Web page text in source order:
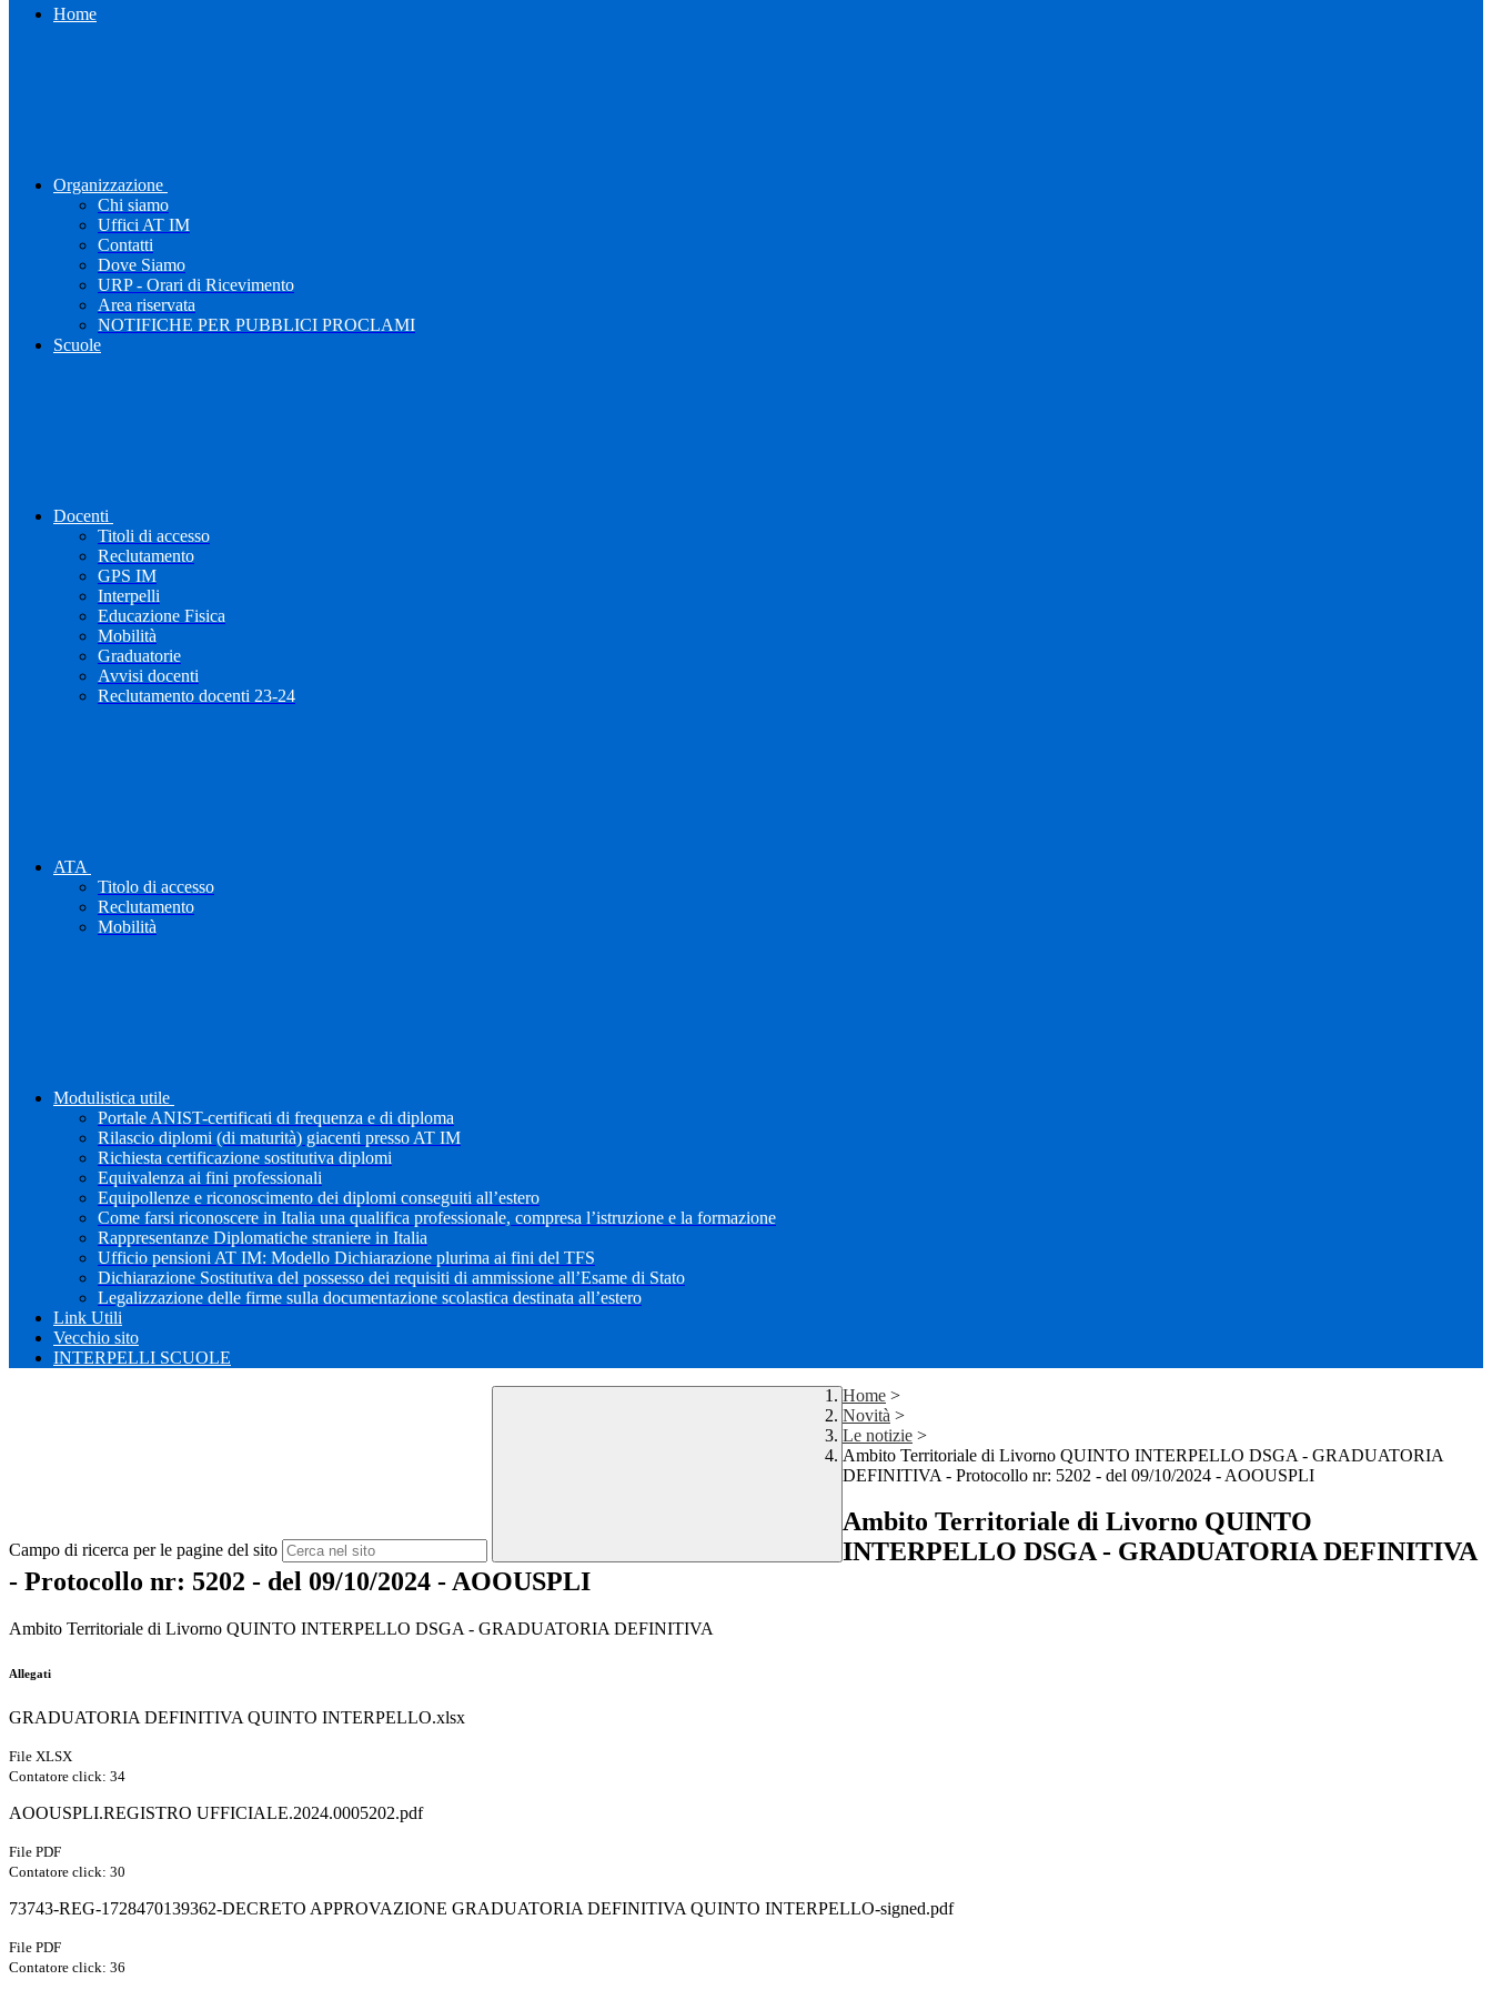
Home
Organizzazione
Chi siamo
Uffici AT IM
Contatti
Dove Siamo
URP - Orari di Ricevimento
Area riservata
NOTIFICHE PER PUBBLICI PROCLAMI
Scuole
Docenti
Titoli di accesso
Reclutamento
GPS IM
Interpelli
Educazione Fisica
Mobilità
Graduatorie
Avvisi docenti
Reclutamento docenti 23-24
ATA
Titolo di accesso
Reclutamento
Mobilità
Modulistica utile
Portale ANIST-certificati di frequenza e di diploma
Rilascio diplomi (di maturità) giacenti presso AT IM
Richiesta certificazione sostitutiva diplomi
Equivalenza ai fini professionali
Equipollenze e riconoscimento dei diplomi conseguiti all’estero
Come farsi riconoscere in Italia una qualifica professionale, compresa l’istruzione e la formazione
Rappresentanze Diplomatiche straniere in Italia
Ufficio pensioni AT IM: Modello Dichiarazione plurima ai fini del TFS
Dichiarazione Sostitutiva del possesso dei requisiti di ammissione all’Esame di Stato
Legalizzazione delle firme sulla documentazione scolastica destinata all’estero
Link Utili
Vecchio sito
INTERPELLI SCUOLE
Campo di ricerca per le pagine del sito
Home >
Novità >
Le notizie >
Ambito Territoriale di Livorno QUINTO INTERPELLO DSGA - GRADUATORIA
DEFINITIVA - Protocollo nr: 5202 - del 09/10/2024 - AOOUSPLI
Ambito Territoriale di Livorno QUINTO
INTERPELLO DSGA - GRADUATORIA DEFINITIVA
- Protocollo nr: 5202 - del 09/10/2024 - AOOUSPLI
Ambito Territoriale di Livorno QUINTO INTERPELLO DSGA - GRADUATORIA DEFINITIVA
Allegati
GRADUATORIA DEFINITIVA QUINTO INTERPELLO.xlsx
File XLSX
Contatore click: 34
AOOUSPLI.REGISTRO UFFICIALE.2024.0005202.pdf
File PDF
Contatore click: 30
73743-REG-1728470139362-DECRETO APPROVAZIONE GRADUATORIA DEFINITIVA QUINTO INTERPELLO-signed.pdf
File PDF
Contatore click: 36